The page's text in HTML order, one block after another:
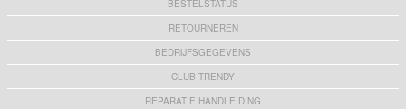
BESTELSTATUS
RETOURNEREN
BEDRIJFSGEGEVENS
CLUB TRENDY
REPARATIE HANDLEIDING